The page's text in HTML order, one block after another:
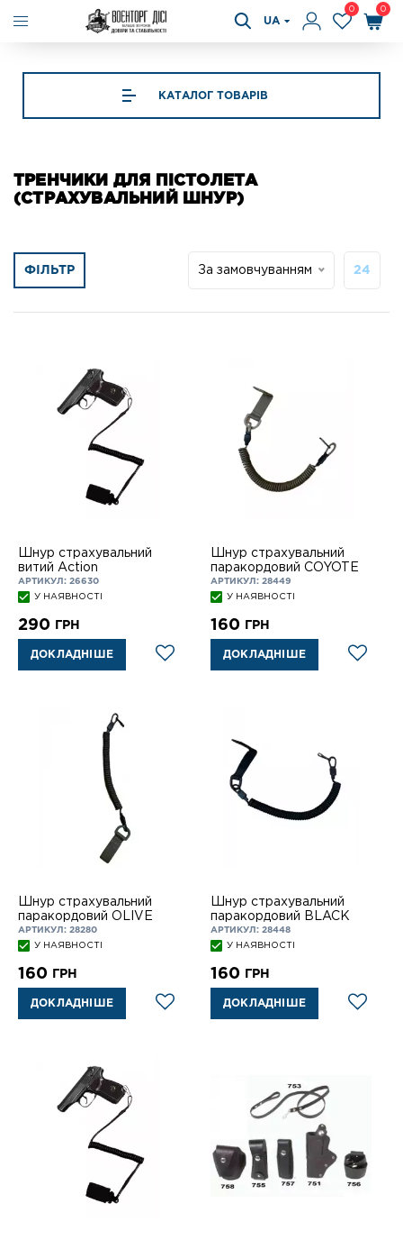
UA
0 0
КАТАЛОГ ТОВАРІВ
ТРЕНЧИКИ ДЛЯ ПІСТОЛЕТА
(СТРАХУВАЛЬНИЙ ШНУР)
ФІЛЬТР За замовчуванням 24
Шнур страхувальний
витий Action
АРТИКУЛ: 26630
У НАЯВНОСТІ
290 ГРН
ДОКЛАДНІШЕ
Шнур страхувальний
паракордовий COYOTE
АРТИКУЛ: 28449
У НАЯВНОСТІ
160 ГРН
ДОКЛАДНІШЕ
Шнур страхувальний
паракордовий OLIVE
АРТИКУЛ: 28280
У НАЯВНОСТІ
160 ГРН
ДОКЛАДНІШЕ
Шнур страхувальний
паракордовий BLACK
АРТИКУЛ: 28448
У НАЯВНОСТІ
160 ГРН
ДОКЛАДНІШЕ